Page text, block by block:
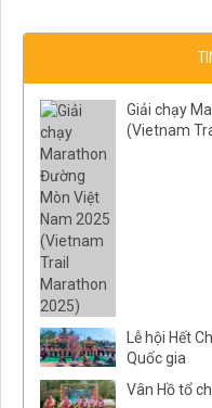
Giải chạy
(Vietnam
Lễ hội Hết
Quốc gia
Vân Hồ tổ